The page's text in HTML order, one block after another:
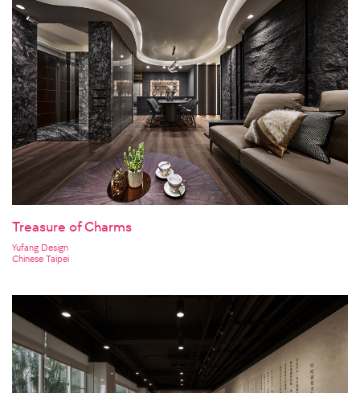
Treasure of Charms
Yufang Design
Chinese Taipei